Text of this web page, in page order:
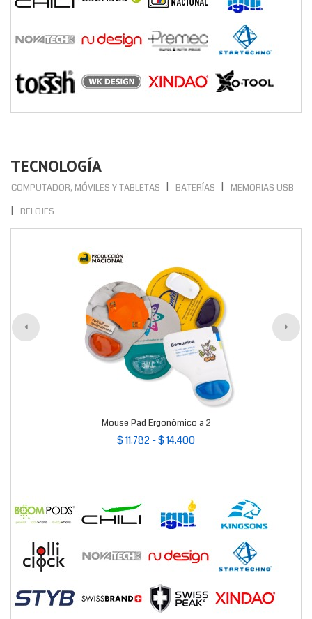
TECNOLOGÍA
COMPUTADOR, MÓVILES Y TABLETAS BATERÍAS
MEMORIAS USB
RELOJES
Mouse Pad Ergonómico a 2
$ 11.782 - $ 14.400